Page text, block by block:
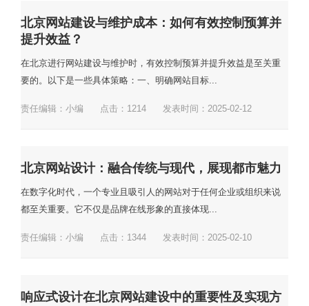
北京网站建设与维护成本：如何有效控制预算并
提升效益？
在北京进行网站建设与维护时，有效控制预算并提升效益是至关重
要的。以下是一些具体策略：一、明确网站目标...
责任编辑：小编 点击： 1214 发表时间：2025-02-12
北京网站设计：融合传统与现代，展现都市魅力
在数字化时代，一个专业且吸引人的网站对于任何企业或组织来说
都至关重要。它不仅是品牌在线形象的直接体现...
责任编辑：小编 点击： 1344 发表时间：2025-02-10
响应式设计在北京网站建设中的重要性及实现方